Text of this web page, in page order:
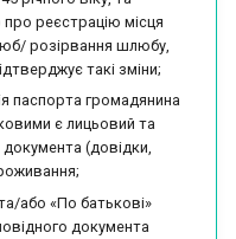
про реєстрацію місця
розірвання шлюбу,
такі зміни;
паспорта громадянина
є лицьовий та
документа (довідки,
або «По батькові»
документа